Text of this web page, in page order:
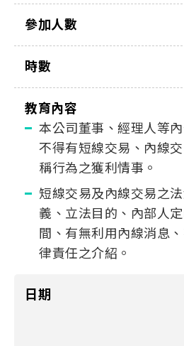
參加人數
時數
教育內容
本公司董事、經理人等
不得有短線交易、內線
稱行為之獲利情事。
短線交易及內線交易之
義、立法目的、內部人
間、有無利用內線消息
律責任之介紹。
日期